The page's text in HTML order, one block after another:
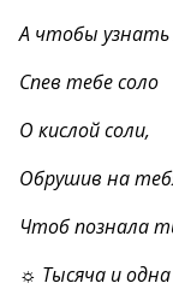
А чтобы узнать
Спев тебе соло
О кислой соли,
Обрушив на
Чтоб познала
☼ Тысяча и одна